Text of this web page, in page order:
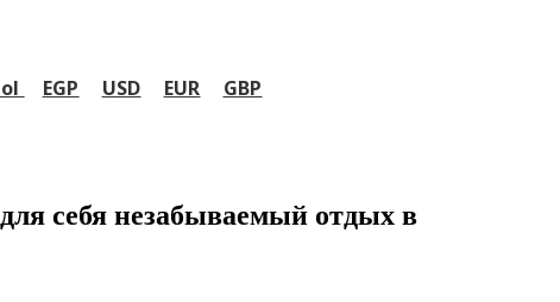
EGP USD EUR GBP
себя незабываемый отдых в